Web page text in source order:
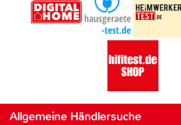
Allgemeine Händlersuche